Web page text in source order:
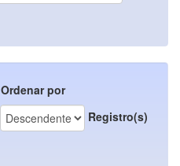
Ordenar por
Registro(s)